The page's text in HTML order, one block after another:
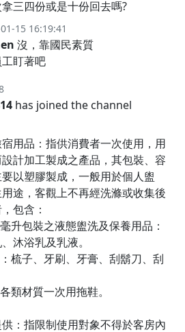
三四份或是十份回去嗎?
15 16:19:41
沒，靠國民素質
盯著吧
has joined the channel
宿用品：指供消費者一次使用，用
計加工製成之產品，其包裝、容
以塑膠製成，一般用於個人盥
途，客觀上不再經洗滌或收集後
包含：
升包裝之液態盥洗及保養用品：
沐浴乳及乳液。
梳子、牙刷、牙膏、刮鬍刀、刮
類材質一次用拖鞋。
供：指限制使用對象不得於客房內